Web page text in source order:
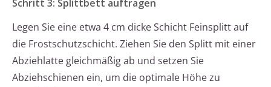
Schritt 3: Splittbett auftragen
Legen Sie eine etwa 4 cm dicke Schicht Feinsplitt auf
die Frostschutzschicht. Ziehen Sie den Splitt mit einer
Abziehlatte gleichmäßig ab und setzen Sie
Abziehschienen ein, um die optimale Höhe zu